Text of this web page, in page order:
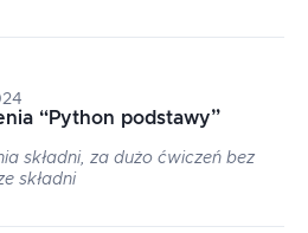
“Python podstawy”
składni, za dużo ćwiczeń bez
składni